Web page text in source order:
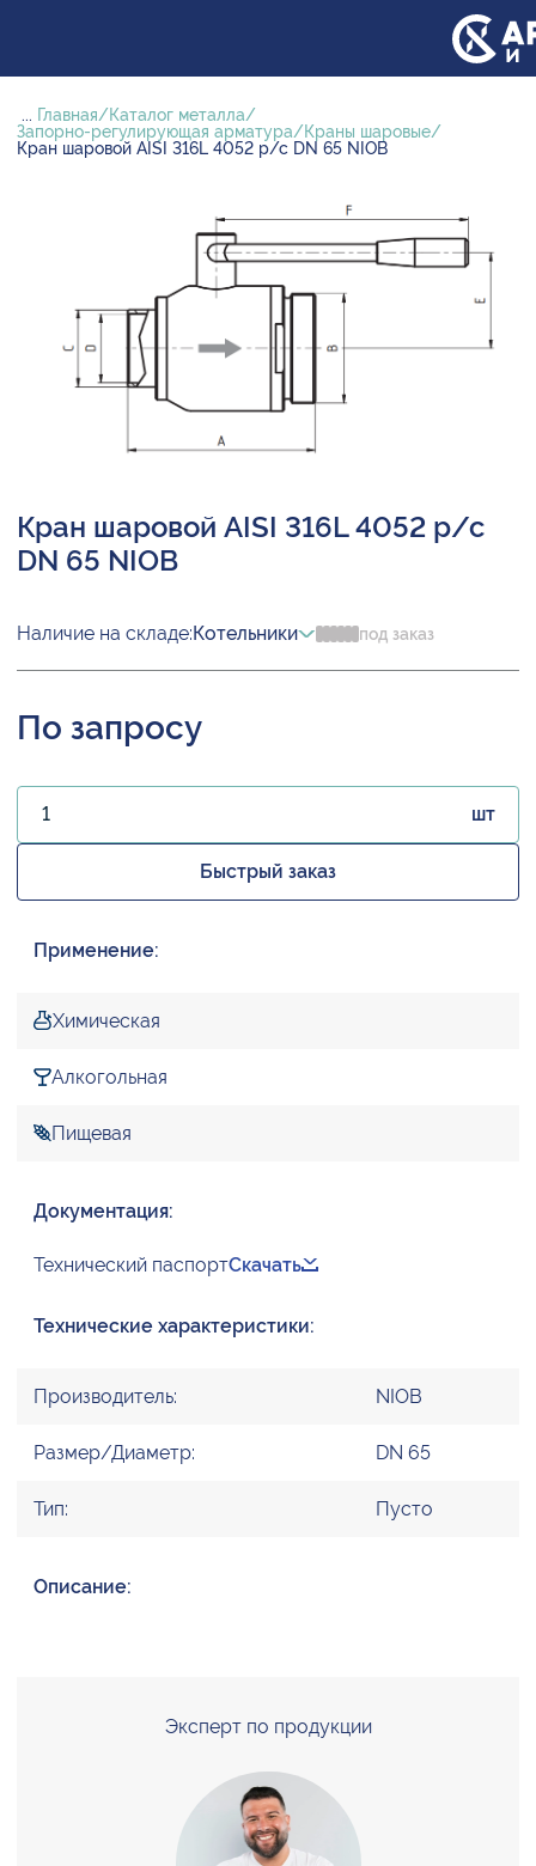
... Главная
Каталог металла
Запорно-регулирующая арматура
Краны шаровые
Кран шаровой AISI 316L 4052 р/с DN 65 NIOB
Кран шаровой AISI 316L 4052 р/с
DN 65 NIOB
Наличие на складе:Котельники под заказ
По запросу
шт
Быстрый заказ
Применение:
Химическая
Алкогольная
Пищевая
Документация:
Технический паспортСкачать
Технические характеристики:
Производитель: NIOB
Размер/Диаметр: DN 65
Тип: Пусто
Описание:
Эксперт по продукции